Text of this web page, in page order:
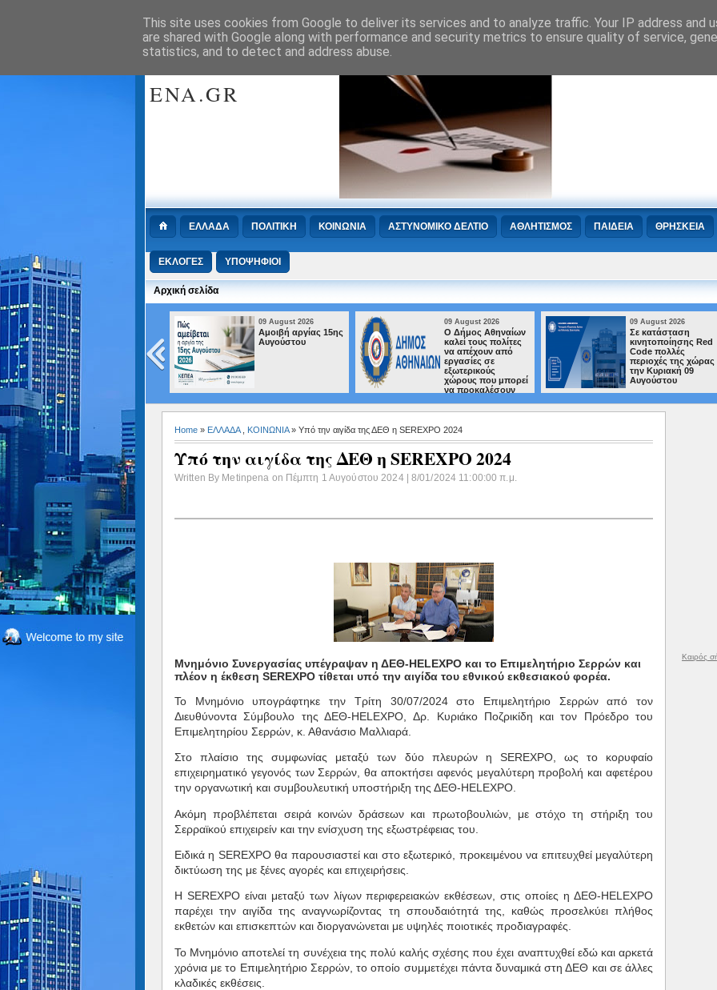
Πρωτοσέλιδα : Retrieving RSS feed(s)
WWW.METINP
ENA.GR
ΕΛΛΑΔΑ ΠΟΛΙΤΙΚΗ ΚΟΙΝΩΝΙΑ ΑΣΤΥΝΟΜΙΚΟ ΔΕΛΤΙΟ ΑΘΛΗΤΙΣΜΟΣ ΠΑΙΔΕΙΑ ΘΡΗΣΚΕΙΑ
ΕΚΛΟΓΕΣ ΥΠΟΨΗΦΙΟΙ
Αρχική σελίδα
Αμοιβή αργίας 15ης
Αυγούστου
09 August 2026
Ο Δήμος Αθηναίων
καλεί τους πολίτες
να απέχουν από
χώρους που μπορεί
09 August 2026
Σε κατάσταση
κινητοποίησης Red
Code πολλές
περιοχές της χώρας
την Κυριακή 09
Αυγούστου
09 August
Πολύ
κίνδυνος
(κατηγορία
κινδύνου
Κυριακή 09
Αυγούστου
Home » ΕΛΛΑΔΑ, ΚΟΙΝΩΝΙΑ» Υπό την αιγίδα της ΔΕΘ η SEREXPO 2024
Υπό την αιγίδα της ΔΕΘ η SEREXPO 2024
Written By Metinpena on Πέμπτη 1 Αυγούστου 2024 | 8/01/2024 11:00:00 π.μ.
Μνημόνιο Συνεργασίας υπέγραψαν η ΔΕΘ-HELEXPO και το Επιμελητήριο Σερρών και
πλέον η έκθεση SEREXPO τίθεται υπό την αιγίδα του εθνικού εκθεσιακού φορέα.
Το Μνημόνιο υπογράφτηκε την Τρίτη 30/07/2024 στο Επιμελητήριο Σερρών από τον
Διευθύνοντα Σύμβουλο της ΔΕΘ-HELEXPO, Δρ. Κυριάκο Ποζρικίδη και τον Πρόεδρο του
Επιμελητηρίου Σερρών, κ. Αθανάσιο Μαλλιαρά.
Στο πλαίσιο της συμφωνίας μεταξύ των δύο πλευρών η SEREXPO, ως το κορυφαίο
επιχειρηματικό γεγονός των Σερρών, θα αποκτήσει αφενός μεγαλύτερη προβολή και αφετέρου
την οργανωτική και συμβουλευτική υποστήριξη της ΔΕΘ-HELEXPO.
Ακόμη προβλέπεται σειρά κοινών δράσεων και πρωτοβουλιών, με στόχο τη στήριξη του
Σερραϊκού επιχειρείν και την ενίσχυση της εξωστρέφειας του.
Ειδικά η SEREXPO θα παρουσιαστεί και στο εξωτερικό, προκειμένου να επιτευχθεί μεγαλύτερη
δικτύωση της με ξένες αγορές και επιχειρήσεις.
Η SEREXPO είναι μεταξύ των λίγων περιφερειακών εκθέσεων, στις οποίες η ΔΕΘ-HELEXPO
παρέχει την αιγίδα της αναγνωρίζοντας τη σπουδαιότητά της, καθώς προσελκύει πλήθος
εκθετών και επισκεπτών και διοργανώνεται με υψηλές ποιοτικές προδιαγραφές.
Το Μνημόνιο αποτελεί τη συνέχεια της πολύ καλής σχέσης που έχει αναπτυχθεί εδώ και αρκετά
χρόνια με το Επιμελητήριο Σερρών, το οποίο συμμετέχει πάντα δυναμικά στη ΔΕΘ και σε άλλες
κλαδικές εκθέσεις.
Καιρός
This site uses cookies from Google to deliver its services and to analyze traffic. Your IP address and
are shared with Google along with performance and security metrics to ensure quality of service,
statistics, and to detect and address abuse.